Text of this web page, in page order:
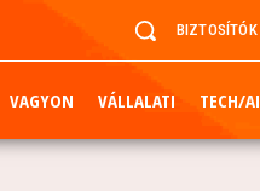
BIZTOSÍTÓK
VAGYON VÁLLALATI TECH/AI